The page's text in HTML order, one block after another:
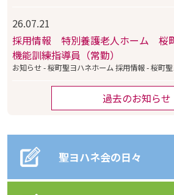
26.07.21
採用情報 特別養護老人ホーム 桜
機能訓練指導員（常勤）
お知らせ - 桜町聖ヨハネホーム 採用情報 - 桜町
過去のお知らせ
聖ヨハネ会の日々